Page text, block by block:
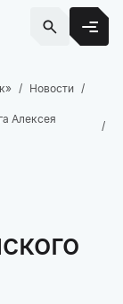
Новости
Алексея